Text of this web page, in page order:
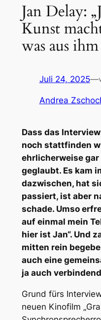
Jan Delay:
Kunst
was aus
Juli 24, 2025—
Andrea
Dass das
noch stattfinden
ehrlicherweise
geglaubt. Es kam
dazwischen, hat
passiert, ist aber
schade. Umso
auf einmal mein
hier ist Jan“. Und
mitten rein
auch eine
ja auch
Grund fürs
neuen Kinofilm